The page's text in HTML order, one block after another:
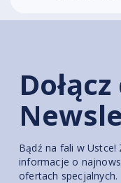
Bądź na fali w
informacje o
ofertach specjalnych.